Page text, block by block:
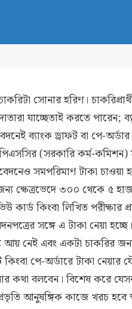
সোনার হরিণ।
যাচ্ছেতাই করতে পারেন;
ব্যাংক ড্রাফট বা পে-
(সরকারি কর্ম-
সমপরিমাণ টাকা চাওয়া
ক্ষেত্রভেদে ৩০০ থেকে ৫
কার্ড কিংবা লিখিত
সঙ্গে এ টাকা নেয়া
আয় নেই এবং একটা চাকরির
কিংবা পে-অর্ডারে টাকা
কথা বলবেন। বিশেষ করে
আনুষঙ্গিক কাজে খরচ হবে